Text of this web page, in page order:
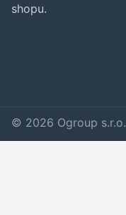
shopu.
© 2026 Ogroup s.r.o.